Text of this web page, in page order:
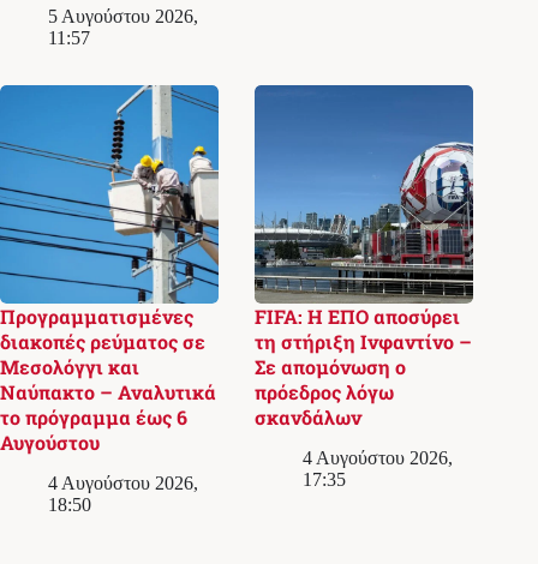
5 Αυγούστου 2026,
11:57
Προγραμματισμένες
διακοπές ρεύματος σε
Μεσολόγγι και
Ναύπακτο – Αναλυτικά
το πρόγραμμα έως 6
Αυγούστου
4 Αυγούστου 2026,
18:50
FIFA: Η ΕΠΟ αποσύρει
τη στήριξη Ινφαντίνο –
Σε απομόνωση ο
πρόεδρος λόγω
σκανδάλων
4 Αυγούστου 2026,
17:35